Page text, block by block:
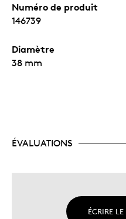
Numéro de produit
146739
Diamètre
38 mm
ÉVALUATIONS
ÉCRIRE